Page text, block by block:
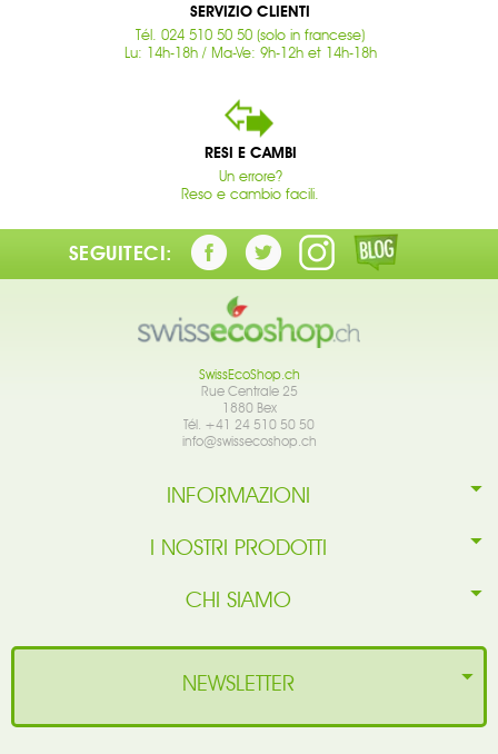
SERVIZIO CLIENTI
Tél. 024 510 50 50 (solo in francese)
Lu: 14h-18h / Ma-Ve: 9h-12h et 14h-18h
RESI E CAMBI
Un errore?
Reso e cambio facili.
SEGUITECI:
SwissEcoShop.ch
Rue Centrale 25
1880 Bex
Tél. +41 24 510 50 50
info@swissecoshop.ch
INFORMAZIONI
I NOSTRI PRODOTTI
CHI SIAMO
NEWSLETTER